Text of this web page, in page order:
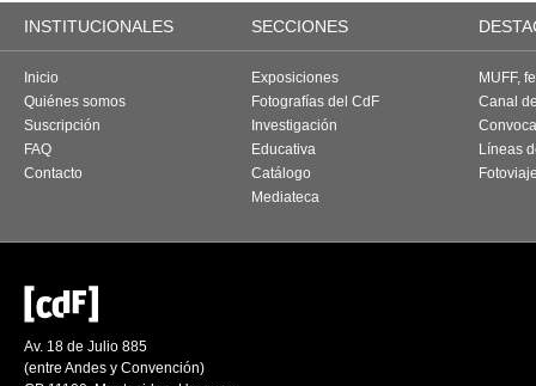
INSTITUCIONALES SECCIONES
Inicio
Quiénes somos
Suscripción
FAQ
Contacto
Exposiciones
Fotografías del CdF
Investigación
Educativa
Catálogo
Mediateca
MUFF,
Canal
Líneas
Av. 18 de Julio 885
(entre Andes y Convención)